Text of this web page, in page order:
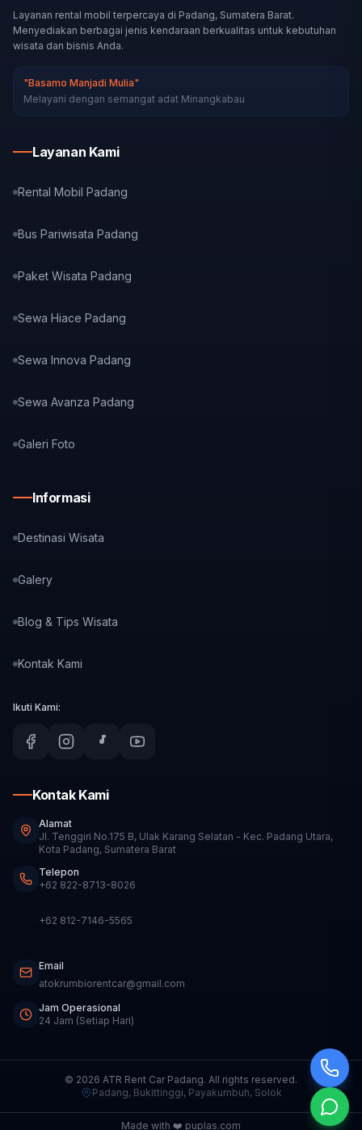
Layanan rental mobil terpercaya di Padang, Sumatera Barat.
Menyediakan berbagai jenis kendaraan berkualitas untuk kebutuhan
wisata dan bisnis Anda.
"Basamo Manjadi Mulia"
Melayani dengan semangat adat Minangkabau
Layanan Kami
Rental Mobil Padang
Bus Pariwisata Padang
Paket Wisata Padang
Sewa Hiace Padang
Sewa Innova Padang
Sewa Avanza Padang
Galeri Foto
Informasi
Destinasi Wisata
Galery
Blog & Tips Wisata
Kontak Kami
Ikuti Kami:
Kontak Kami
Alamat
Jl. Tenggiri No.175 B, Ulak Karang Selatan - Kec. Padang Utara,
Kota Padang, Sumatera Barat
Telepon
+62 822-8713-8026
+62 812-7146-5565
Email
atokrumbiorentcar@gmail.com
Jam Operasional
24 Jam (Setiap Hari)
© 2026 ATR Rent Car Padang. All rights reserved.
Padang, Bukittinggi, Payakumbuh, Solok
Made with ❤️ puplas.com